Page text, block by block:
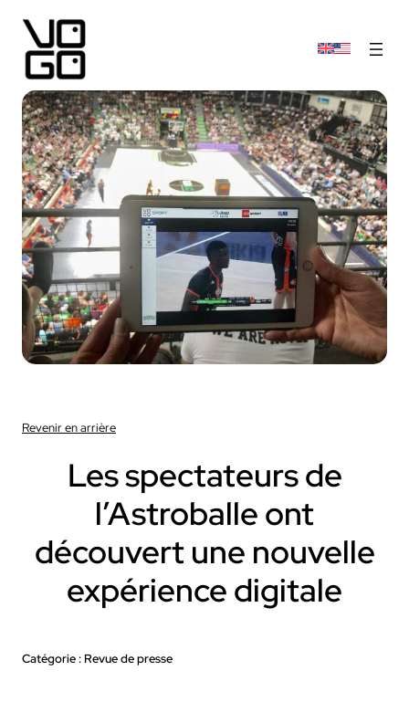
Revenir en arrière
Les spectateurs de
l’Astroballe ont
découvert une nouvelle
expérience digitale
Catégorie : Revue de presse